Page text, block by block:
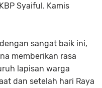
Syaiful. Kamis
sangat baik ini,
memberikan rasa
lapisan warga
dan setelah hari Raya